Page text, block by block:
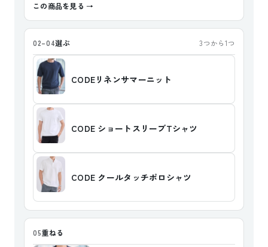
この商品を見る
02–04選ぶ 3つから1つ
CODEリネンサマーニット
CODE ショートスリーブTシャツ
CODE クールタッチポロシャツ
05重ねる